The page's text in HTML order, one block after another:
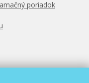
poriadok